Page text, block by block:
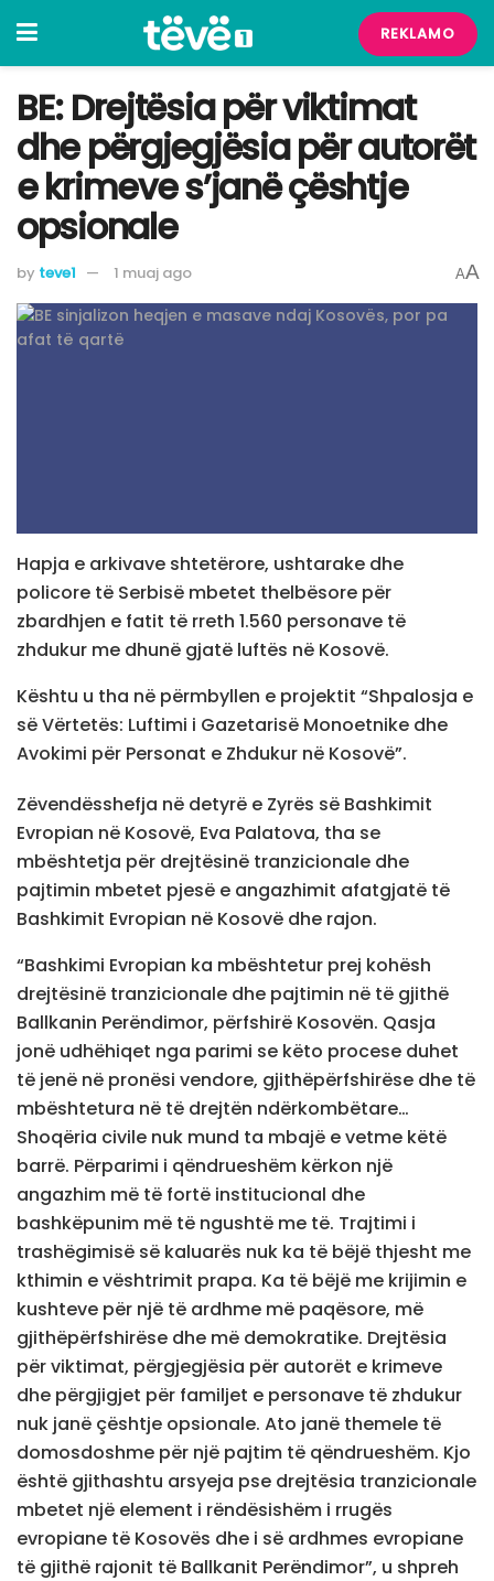
REKLAMO
BE: Drejtësia për viktimat
dhe përgjegjësia për autorët
e krimeve s’janë çështje
opsionale
by teve1 1 muaj ago AA
Hapja e arkivave shtetërore, ushtarake dhe
policore të Serbisë mbetet thelbësore për
zbardhjen e fatit të rreth 1.560 personave të
zhdukur me dhunë gjatë luftës në Kosovë.
Kështu u tha në përmbyllen e projektit “Shpalosja e
së Vërtetës: Luftimi i Gazetarisë Monoetnike dhe
Avokimi për Personat e Zhdukur në Kosovë”.
Zëvendësshefja në detyrë e Zyrës së Bashkimit
Evropian në Kosovë, Eva Palatova, tha se
mbështetja për drejtësinë tranzicionale dhe
pajtimin mbetet pjesë e angazhimit afatgjatë të
Bashkimit Evropian në Kosovë dhe rajon.
“Bashkimi Evropian ka mbështetur prej kohësh
drejtësinë tranzicionale dhe pajtimin në të gjithë
Ballkanin Perëndimor, përfshirë Kosovën. Qasja
jonë udhëhiqet nga parimi se këto procese duhet
të jenë në pronësi vendore, gjithëpërfshirëse dhe të
mbështetura në të drejtën ndërkombëtare…
Shoqëria civile nuk mund ta mbajë e vetme këtë
barrë. Përparimi i qëndrueshëm kërkon një
angazhim më të fortë institucional dhe
bashkëpunim më të ngushtë me të. Trajtimi i
trashëgimisë së kaluarës nuk ka të bëjë thjesht me
kthimin e vështrimit prapa. Ka të bëjë me krijimin e
kushteve për një të ardhme më paqësore, më
gjithëpërfshirëse dhe më demokratike. Drejtësia
për viktimat, përgjegjësia për autorët e krimeve
dhe përgjigjet për familjet e personave të zhdukur
nuk janë çështje opsionale. Ato janë themele të
domosdoshme për një pajtim të qëndrueshëm. Kjo
është gjithashtu arsyeja pse drejtësia tranzicionale
mbetet një element i rëndësishëm i rrugës
evropiane të Kosovës dhe i së ardhmes evropiane
të gjithë rajonit të Ballkanit Perëndimor”, u shpreh